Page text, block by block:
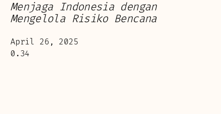
Menjaga Indonesia dengan
Mengelola Risiko Bencana
April 26, 2025